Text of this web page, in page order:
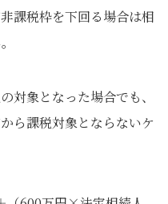
課税枠を下回る場合は相
対象となった場合でも、
ら課税対象とならないケ